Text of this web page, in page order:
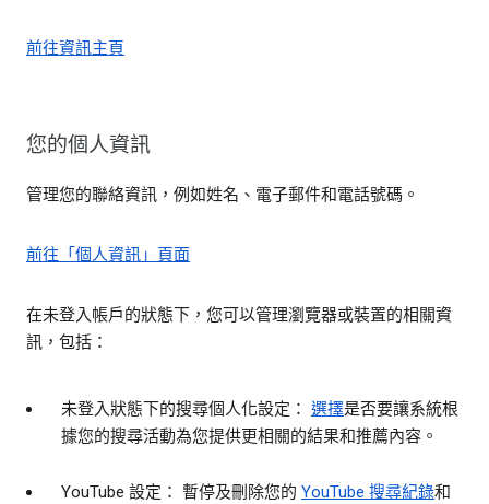
前往資訊主頁
您的個人資訊
管理您的聯絡資訊，例如姓名、電子郵件和電話號碼。
前往「個人資訊」頁面
在未登入帳戶的狀態下，您可以管理瀏覽器或裝置的相關資
訊，包括：
未登入狀態下的搜尋個人化設定： 選擇是否要讓系統根
據您的搜尋活動為您提供更相關的結果和推薦內容。
YouTube 設定： 暫停及刪除您的 YouTube 搜尋紀錄和